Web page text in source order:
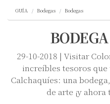
GUÍA Bodegas Bodegas
29-10-2018 | Visitar
increíbles tesoros que
Calchaquíes: una
de arte ¡y